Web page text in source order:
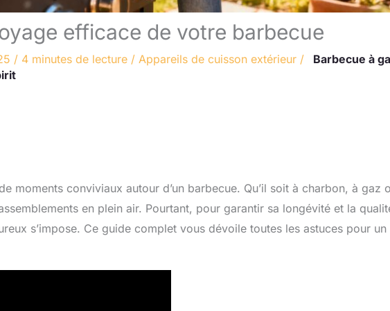
efficace de votre barbecue
/ 4 minutes de lecture / Appareils de cuisson extérieur /
Barbecue à
moments conviviaux autour d’un barbecue. Qu’il soit à charbon, à gaz
en plein air. Pourtant, pour garantir sa longévité et la
s’impose. Ce guide complet vous dévoile toutes les astuces pour un